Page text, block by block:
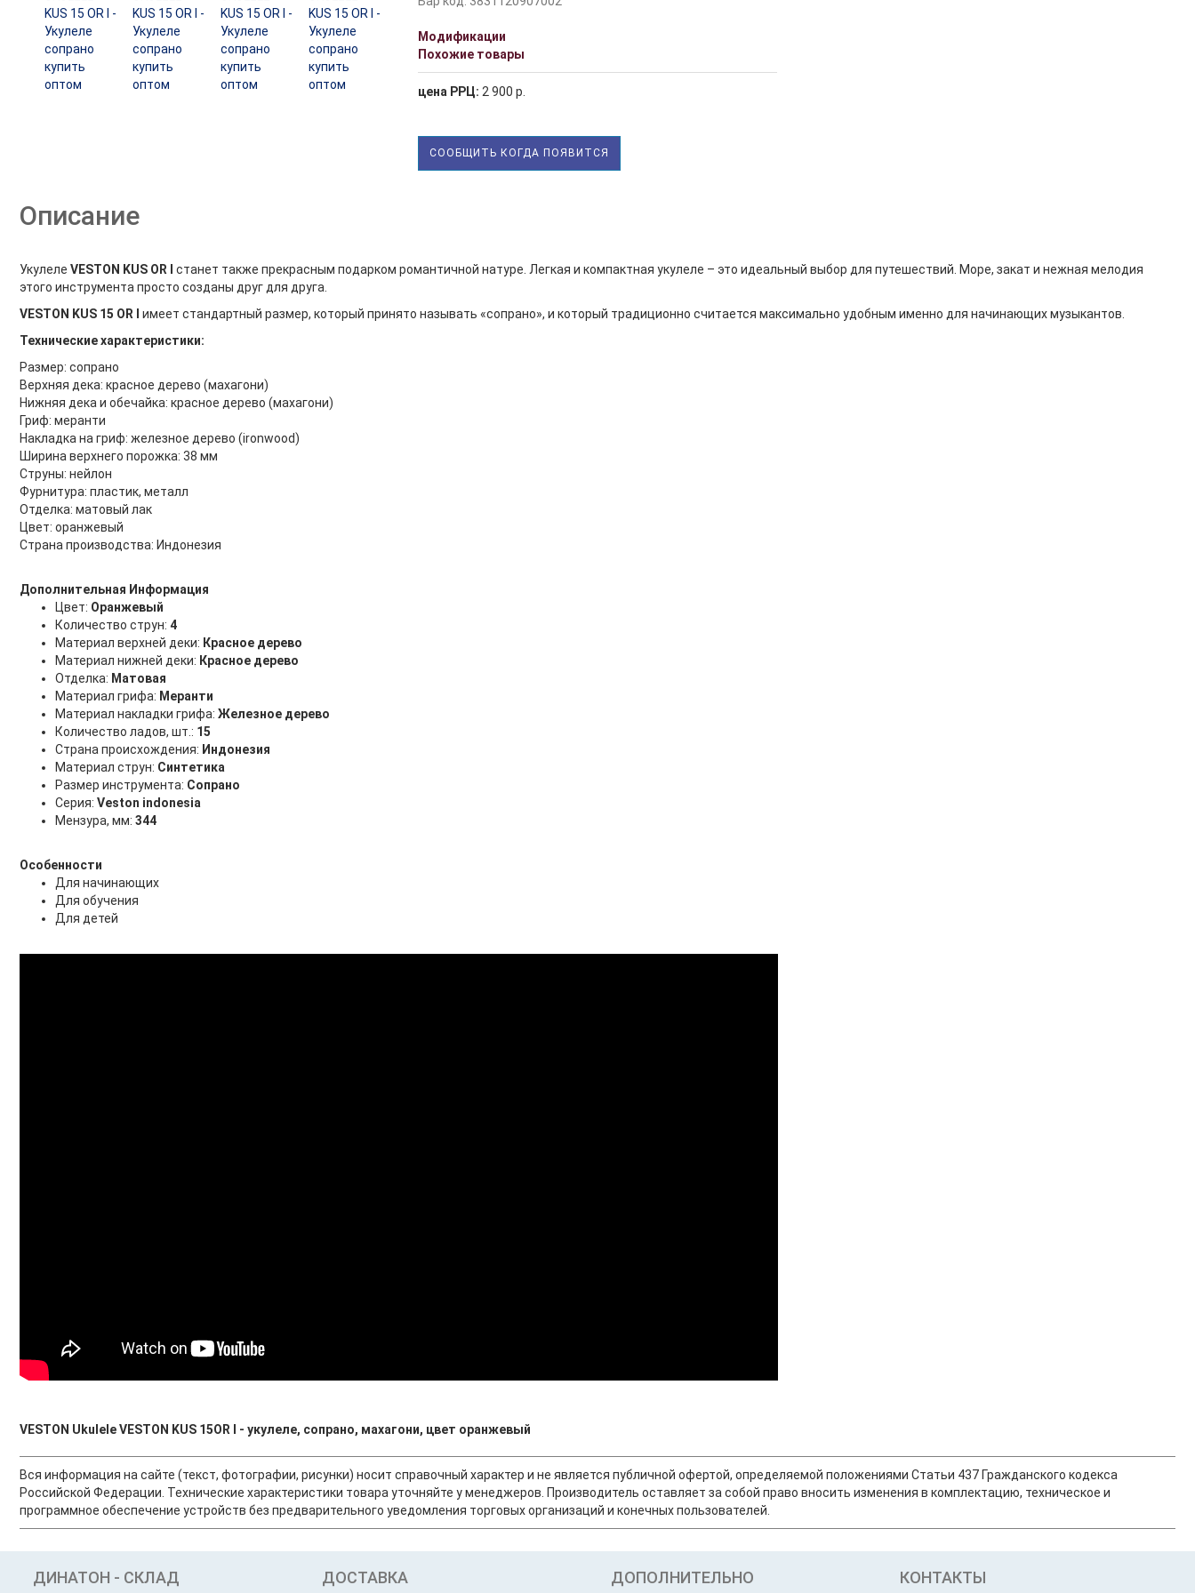
Модификации
Похожие товары
цена РРЦ: 2 900 р.
СООБЩИТЬ КОГДА ПОЯВИТСЯ
Описание
Укулеле VESTON KUS OR I станет также прекрасным подарком романтичной натуре. Легкая и компактная укулеле – это идеальный выбор для путешествий. Море, закат и нежная мелодия
этого инструмента просто созданы друг для друга.
VESTON KUS 15 OR I имеет стандартный размер, который принято называть «сопрано», и который традиционно считается максимально удобным именно для начинающих музыкантов.
Технические характеристики:
Размер: сопрано
Верхняя дека: красное дерево (махагони)
Нижняя дека и обечайка: красное дерево (махагони)
Гриф: меранти
Накладка на гриф: железное дерево (ironwood)
Ширина верхнего порожка: 38 мм
Струны: нейлон
Фурнитура: пластик, металл
Отделка: матовый лак
Цвет: оранжевый
Страна производства: Индонезия
Дополнительная Информация
Цвет: Оранжевый
Количество струн: 4
Материал верхней деки: Красное дерево
Материал нижней деки: Красное дерево
Отделка: Матовая
Материал грифа: Меранти
Материал накладки грифа: Железное дерево
Количество ладов, шт.: 15
Страна происхождения: Индонезия
Материал струн: Синтетика
Размер инструмента: Сопрано
Серия: Veston indonesia
Мензура, мм: 344
Особенности
Для начинающих
Для обучения
Для детей
VESTON Ukulele VESTON KUS 15OR I - укулеле, сопрано, махагони, цвет оранжевый
Вся информация на сайте (текст, фотографии, рисунки) носит справочный характер и не является публичной офертой, определяемой положениями Статьи 437 Гражданского кодекса
Российской Федерации. Технические характеристики товара уточняйте у менеджеров. Производитель оставляет за собой право вносить изменения в комплектацию, техническое и
программное обеспечение устройств без предварительного уведомления торговых организаций и конечных пользователей.
ДИНАТОН - СКЛАД ДОСТАВКА ДОПОЛНИТЕЛЬНО КОНТАКТЫ